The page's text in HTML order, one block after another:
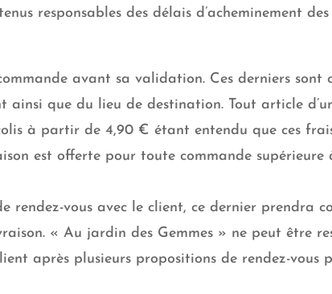
responsables des délais d’acheminement des
avant sa validation. Ces derniers sont
que du lieu de destination. Tout article
à partir de 4,90 € étant entendu que ces
est offerte pour toute commande supérieure
vous avec le client, ce dernier prendra
« Au jardin des Gemmes » ne peut être
après plusieurs propositions de rendez-vous